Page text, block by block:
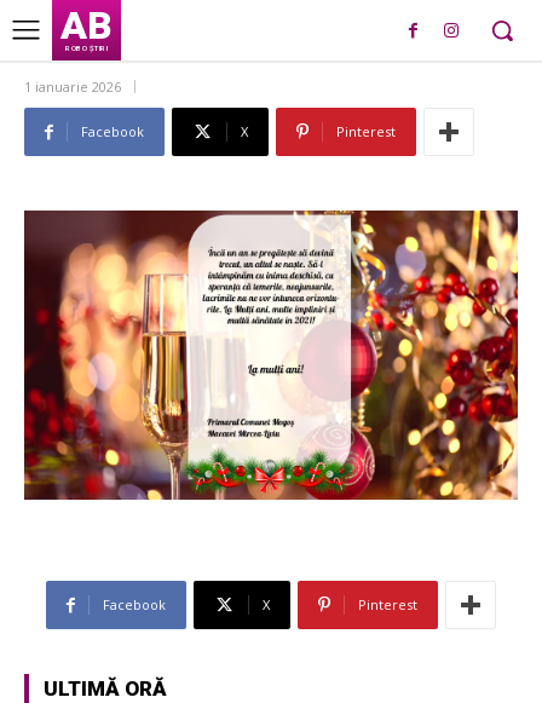
AB
ROBO ȘTIRI
1 ianuarie 2026
Facebook X Pinterest
Facebook X Pinterest
ULTIMĂ ORĂ